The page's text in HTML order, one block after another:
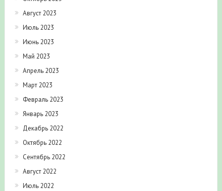
Август 2023
Июль 2023
Июнь 2023
Май 2023
Апрель 2023
Март 2023
Февраль 2023
Январь 2023
Декабрь 2022
Октябрь 2022
Сентябрь 2022
Август 2022
Июль 2022